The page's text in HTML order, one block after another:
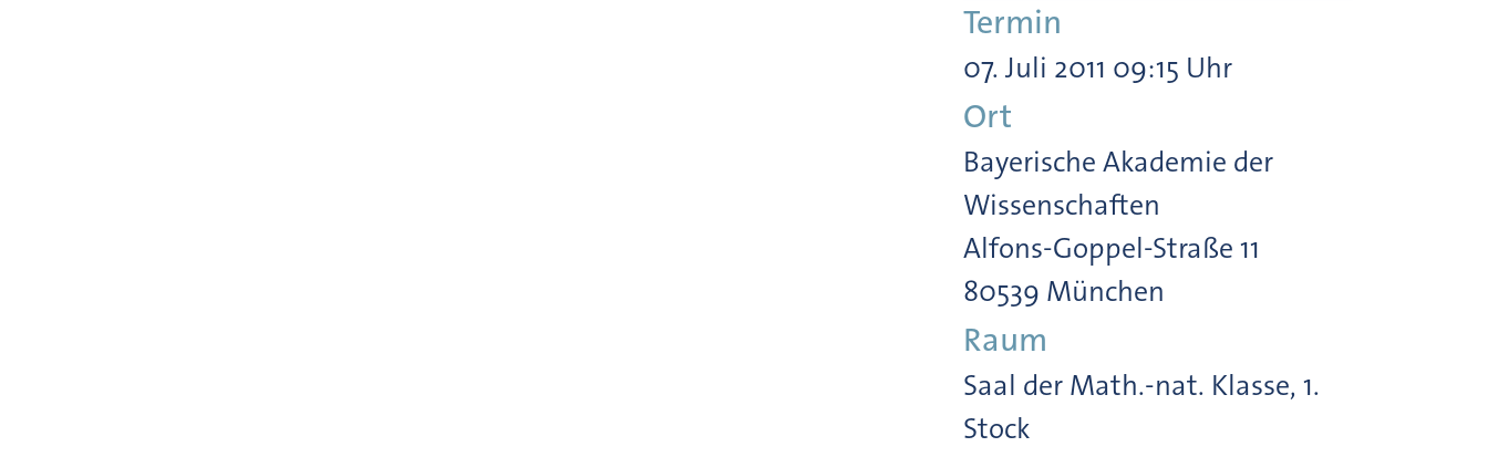
Termin
07. Juli 2011 09:15 Uhr
Ort
Bayerische Akademie der
Wissenschaften
Alfons-Goppel-Straße 11
80539 München
Raum
Saal der Math.-nat. Klasse, 1.
Stock